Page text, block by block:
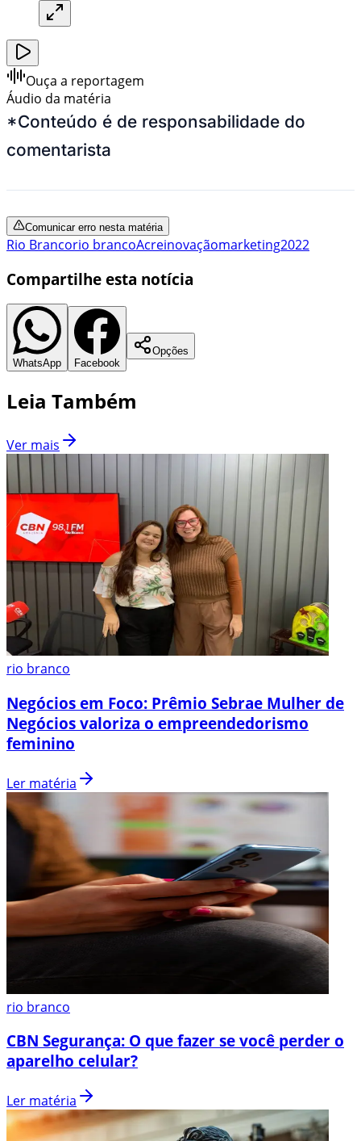
Ouça a reportagem
Áudio da matéria
*Conteúdo é de responsabilidade do
comentarista
Comunicar erro nesta matéria
Rio Brancorio brancoAcreinovaçãomarketing2022
Compartilhe esta notícia
WhatsApp Facebook
Opções
Leia Também
Ver mais
rio branco
Negócios em Foco: Prêmio Sebrae Mulher de
Negócios valoriza o empreendedorismo
feminino
Ler matéria
rio branco
CBN Segurança: O que fazer se você perder o
aparelho celular?
Ler matéria